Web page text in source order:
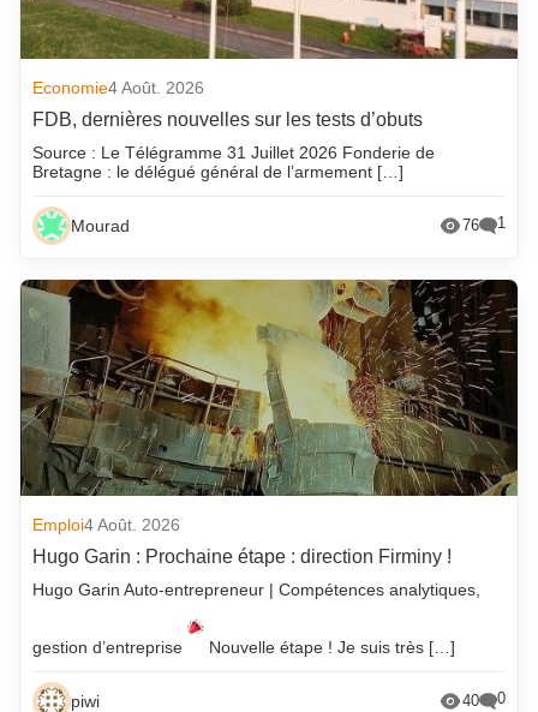
Economie4 Août. 2026
FDB, dernières nouvelles sur les tests d’obuts
Source : Le Télégramme 31 Juillet 2026 Fonderie de
Bretagne : le délégué général de l’armement […]
Mourad 76 1
Emploi4 Août. 2026
Hugo Garin : Prochaine étape : direction Firminy !
Hugo Garin Auto-entrepreneur | Compétences analytiques,
gestion d’entreprise Nouvelle étape ! Je suis très […]
piwi 40 0